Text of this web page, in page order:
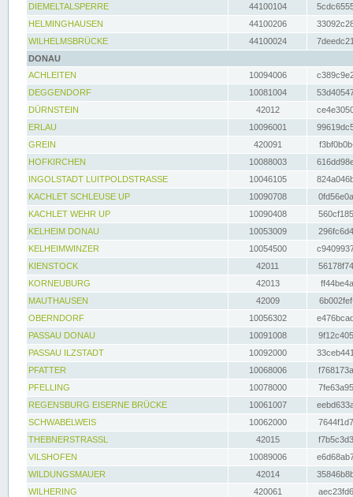
DIEMELTALSPERRE
44100104
HELMINGHAUSEN
44100206
WILHELMSBRÜCKE
44100024
DONAU
ACHLEITEN
10094006
DEGGENDORF
10081004
DÜRNSTEIN
42012
ERLAU
10096001
GREIN
420091
HOFKIRCHEN
10088003
INGOLSTADT LUITPOLDSTRASSE
10046105
KACHLET SCHLEUSE UP
10090708
KACHLET WEHR UP
10090408
KELHEIM DONAU
10053009
KELHEIMWINZER
10054500
KIENSTOCK
42011
KORNEUBURG
42013
MAUTHAUSEN
42009
OBERNDORF
10056302
PASSAU DONAU
10091008
PASSAU ILZSTADT
10092000
PFATTER
10068006
PFELLING
10078000
REGENSBURG EISERNE BRÜCKE
10061007
SCHWABELWEIS
10062000
THEBNERSTRASSL
42015
VILSHOFEN
10089006
WILDUNGSMAUER
42014
WILHERING
420061